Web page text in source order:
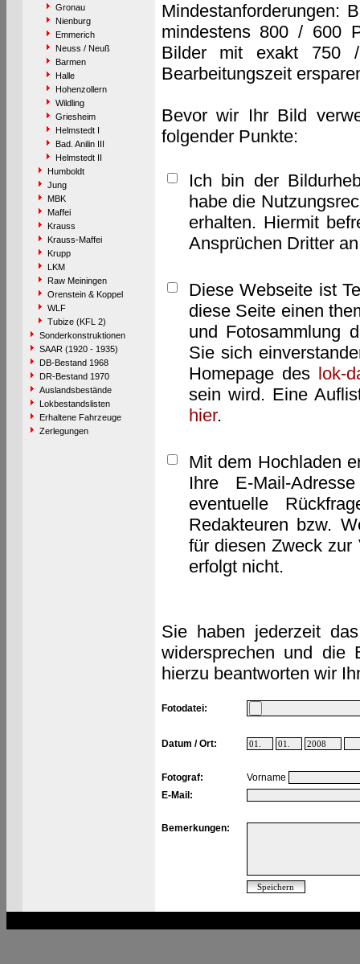
Gronau
Nienburg
Emmerich
Neuss / Neuß
Barmen
Halle
Hohenzollern
Wildling
Griesheim
Helmstedt I
Bad. Anilin III
Helmstedt II
Humboldt
Jung
MBK
Maffei
Krauss
Krauss-Maffei
Krupp
LKM
Raw Meiningen
Orenstein & Koppel
WLF
Tubize (KFL 2)
Sonderkonstruktionen
SAAR (1920 - 1935)
DB-Bestand 1968
DR-Bestand 1970
Auslandsbestände
Lokbestandslisten
Erhaltene Fahrzeuge
Zerlegungen
Mindestanforderungen:
mindestens 800 / 600
Bilder mit exakt 750
Bearbeitungszeit
Bevor wir Ihr Bild
folgender Punkte:
Ich bin der
habe die
erhalten. Hiermit
Ansprüchen Dritter
Diese Webseite ist
diese Seite einen
und Fotosammlung
Sie sich
Homepage des lok-
sein wird. Eine
hier.
Mit dem Hochladen
Ihre E-Mail-
eventuelle
Redakteuren bzw.
für diesen Zweck zur
erfolgt nicht.
Sie haben jederzeit
widersprechen und die
hierzu beantworten wir
Fotodatei:
Datum / Ort:
Fotograf:
Vorname
E-Mail:
Bemerkungen: